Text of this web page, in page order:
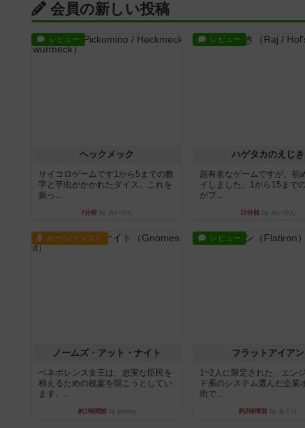
会員の新しい投稿
レビュー
ヘックメック
サイコロゲームです1から5までの数
字と芋虫がかかれたダイス。これを
振っ...
7分前by みいやん
レビュー
ハゲタカのえじき
超有名なゲームですが、初
イしました。1から15まで
がプ...
15分前 by みいやん
ルール/インスト
ノームズ・アット・ナイト
ベネボレンス女王は、忠実な臣民を
称えるための祝宴を開こうとしてい
ます。...
約1時間前 by jurong
レビュー
フラットアイアン
1~2人に限定された、エン
ド系のシステム選んだ企業
街で...
約2時間前 by あくり